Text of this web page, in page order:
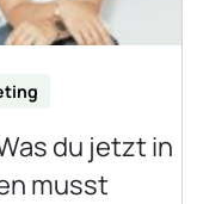
du jetzt in
musst